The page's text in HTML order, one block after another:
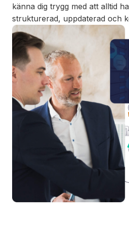
känna dig trygg med att alltid
strukturerad, uppdaterad och